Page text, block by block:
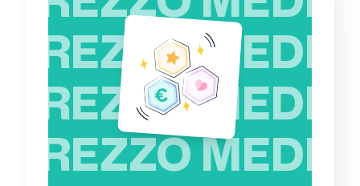
PREZZO MEDIO
PREZZO MEDIO
PREZZO MEDIO